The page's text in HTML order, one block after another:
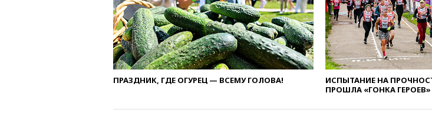
вчера,
выгоду
ЕС
вчера,
Москве
ПРАЗДНИК, ГДЕ ОГУРЕЦ — ВСЕМУ ГОЛОВА!
ИСПЫТАНИЕ НА
ПРОШЛА «ГОНКА ГЕРОЕВ»